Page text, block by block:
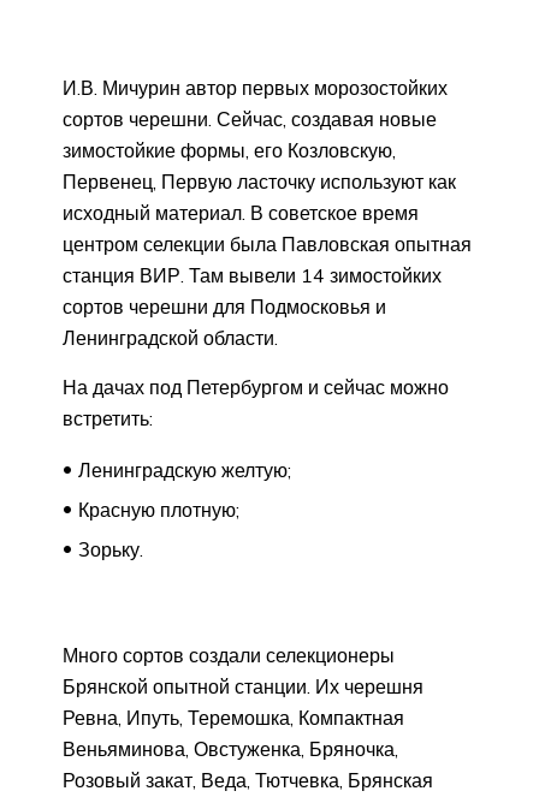
И.В. Мичурин автор первых морозостойких
сортов черешни. Сейчас, создавая новые
зимостойкие формы, его Козловскую,
Первенец, Первую ласточку используют как
исходный материал. В советское время
центром селекции была Павловская опытная
станция ВИР. Там вывели 14 зимостойких
сортов черешни для Подмосковья и
Ленинградской области.
На дачах под Петербургом и сейчас можно
встретить:
Ленинградскую желтую;
Красную плотную;
Зорьку.
Много сортов создали селекционеры
Брянской опытной станции. Их черешня
Ревна, Ипуть, Теремошка, Компактная
Веньяминова, Овстуженка, Бряночка,
Розовый закат, Веда, Тютчевка, Брянская